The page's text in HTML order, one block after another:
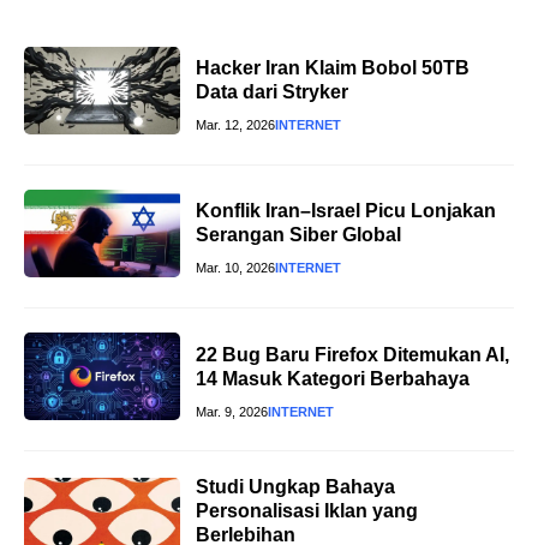
Hacker Iran Klaim Bobol 50TB
Data dari Stryker
Mar. 12, 2026 INTERNET
Konflik Iran–Israel Picu Lonjakan
Serangan Siber Global
Mar. 10, 2026 INTERNET
22 Bug Baru Firefox Ditemukan AI,
14 Masuk Kategori Berbahaya
Mar. 9, 2026INTERNET
Studi Ungkap Bahaya
Personalisasi Iklan yang
Berlebihan